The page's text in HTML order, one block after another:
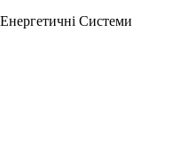
Системи